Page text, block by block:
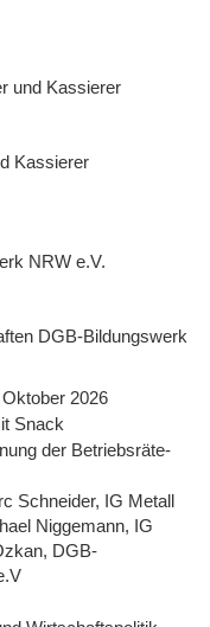
und Kassierer
Kassierer
NRW e.V.
DGB-Bildungswerk
2026
Snack
der Betriebsräte-
Schneider, IG Metall
Niggemann, IG
DGB-